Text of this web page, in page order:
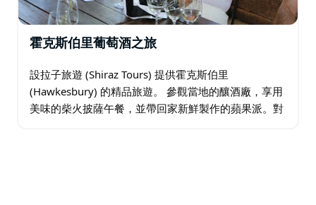
霍克斯伯里葡萄酒之旅
設拉子旅遊 (Shiraz Tours) 提供霍克斯伯里
(Hawkesbury) 的精品旅遊。 參觀當地的釀酒廠，享用
美味的柴火披薩午餐，並帶回家新鮮製作的蘋果派。對